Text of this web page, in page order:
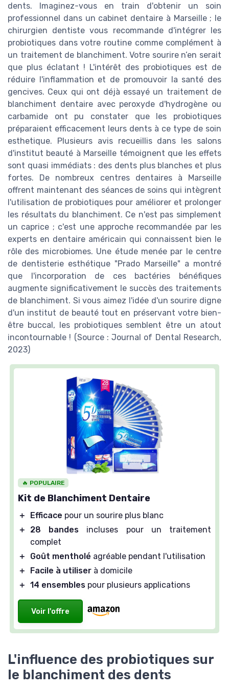
dents. Imaginez-vous en train d'obtenir un soin
professionnel dans un cabinet dentaire à Marseille ; le
chirurgien dentiste vous recommande d'intégrer les
probiotiques dans votre routine comme complément à
un traitement de blanchiment. Votre sourire n’en serait
que plus éclatant ! L'intérêt des probiotiques est de
réduire l'inflammation et de promouvoir la santé des
gencives. Ceux qui ont déjà essayé un traitement de
blanchiment dentaire avec peroxyde d'hydrogène ou
carbamide ont pu constater que les probiotiques
préparaient efficacement leurs dents à ce type de soin
esthetique. Plusieurs avis recueillis dans les salons
d'institut beauté à Marseille témoignent que les effets
sont quasi immédiats : des dents plus blanches et plus
fortes. De nombreux centres dentaires à Marseille
offrent maintenant des séances de soins qui intègrent
l'utilisation de probiotiques pour améliorer et prolonger
les résultats du blanchiment. Ce n'est pas simplement
un caprice ; c'est une approche recommandée par les
experts en dentaire américain qui connaissent bien le
rôle des microbiomes. Une étude menée par le centre
de dentisterie esthétique "Prado Marseille" a montré
que l'incorporation de ces bactéries bénéfiques
augmente significativement le succès des traitements
de blanchiment. Si vous aimez l'idée d'un sourire digne
d'un institut de beauté tout en préservant votre bien-
être buccal, les probiotiques semblent être un atout
incontournable ! (Source : Journal of Dental Research,
2023)
🔥 POPULAIRE
Kit de Blanchiment Dentaire
＋ Efficace pour un sourire plus blanc
＋
28 bandes incluses pour un traitement
complet
＋
Goût mentholé agréable pendant l'utilisation
＋
Facile à utiliser à domicile
＋ 14 ensembles pour plusieurs applications
Voir l'offre
L'influence des probiotiques sur
le blanchiment des dents